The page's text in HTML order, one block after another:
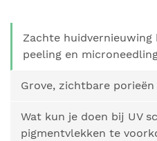
Zachte
peeling en
Grove, zichtbare porieën
Wat kun je doen bij UV
pigmentvlekken te